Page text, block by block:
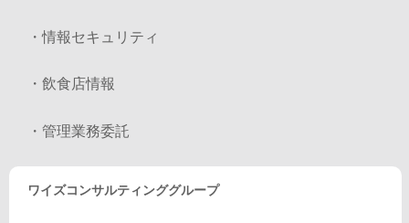
・情報セキュリティ
・飲食店情報
・管理業務委託
ワイズコンサルティンググループ